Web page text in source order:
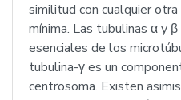
similitud con cualquier
mínima. Las tubulinas α y
esenciales de los
tubulina-γ es un
centrosoma. Existen